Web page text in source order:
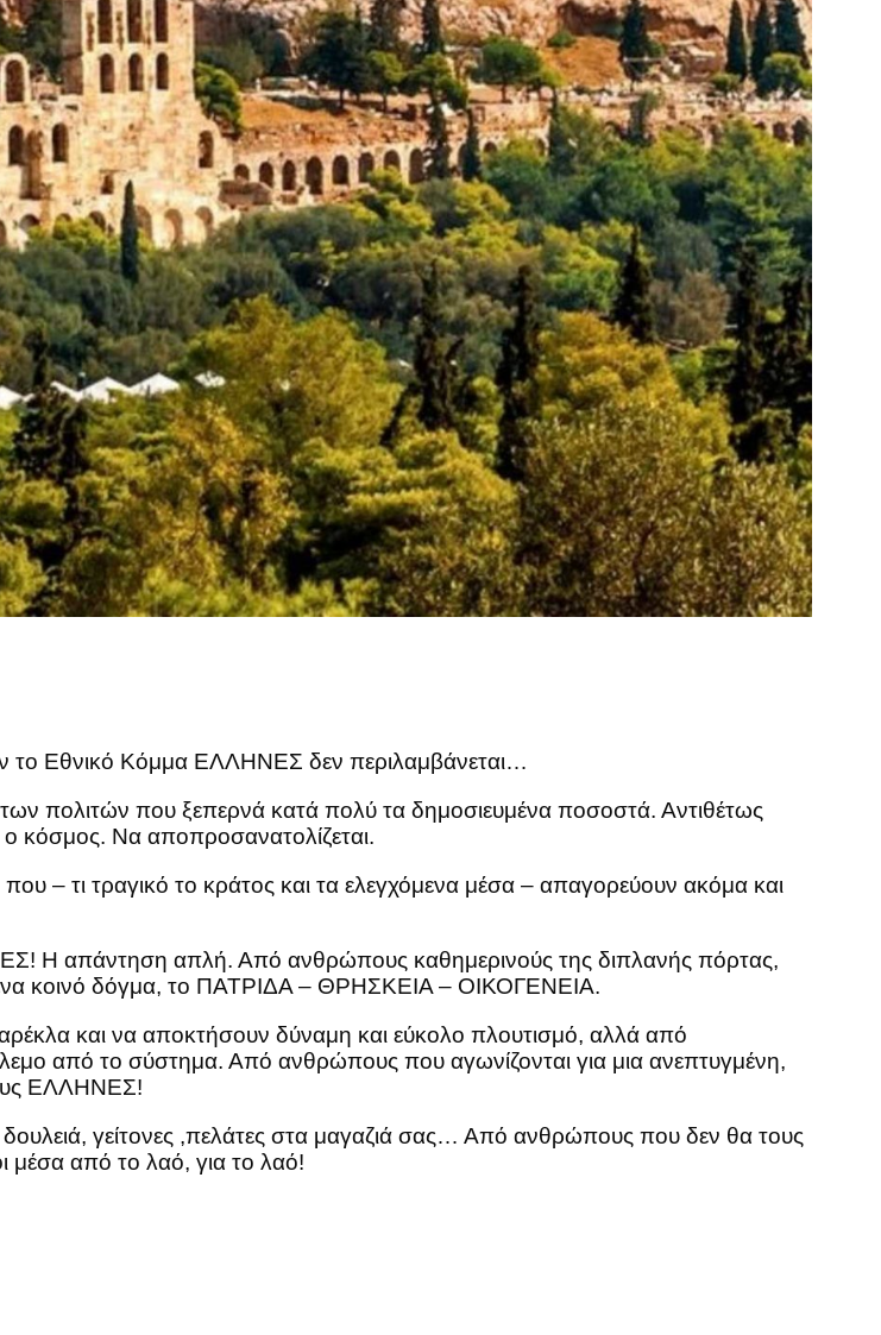
το Εθνικό Κόμμα ΕΛΛΗΝΕΣ δεν περιλαμβάνεται…
πολιτών που ξεπερνά κατά πολύ τα δημοσιευμένα ποσοστά. Αντιθέτως
κόσμος. Να αποπροσανατολίζεται.
– τι τραγικό το κράτος και τα ελεγχόμενα μέσα – απαγορεύουν ακόμα και
Η απάντηση απλή. Από ανθρώπους καθημερινούς της διπλανής πόρτας,
ένα κοινό δόγμα, το ΠΑΤΡΙΔΑ – ΘΡΗΣΚΕΙΑ – ΟΙΚΟΓΕΝΕΙΑ.
και να αποκτήσουν δύναμη και εύκολο πλουτισμό, αλλά από
από το σύστημα. Από ανθρώπους που αγωνίζονται για μια ανεπτυγμένη,
ΕΛΛΗΝΕΣ!
γείτονες ,πελάτες στα μαγαζιά σας… Από ανθρώπους που δεν θα τους
μέσα από το λαό, για το λαό!